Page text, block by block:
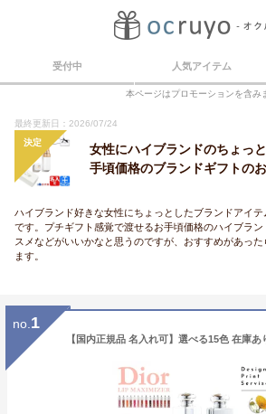
受付中 人気アイテム
本ページはプロモーションを含み
最終更新日：2026/07/24
決定
女性にハイブランドのちょっ
手頃価格のブランドギフトの
ハイブランド好きな女性にちょっとしたブランドアイ
です。プチギフト感覚で渡せるお手頃価格のハイブラ
スメなどがいいかなと思うのですが、おすすめがあっ
ます。
no. 1